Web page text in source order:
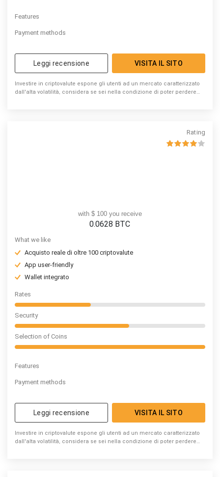
Features
Payment methods
Leggi recensione VISITA IL SITO
Investire in criptovalute espone gli utenti ad un mercato caratterizzato
dall'alta volatilità, considera se sei nella condizione di poter perdere
Rating
with $ 100 you receive
0.0628 BTC
What we like
Acquisto reale di oltre 100 criptovalute
App user-friendly
Wallet integrato
Rates
Security
Selection of Coins
Features
Payment methods
Leggi recensione VISITA IL SITO
Investire in criptovalute espone gli utenti ad un mercato caratterizzato
dall'alta volatilità, considera se sei nella condizione di poter perdere